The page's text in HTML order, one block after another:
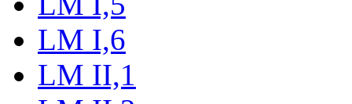
LM I,6
LM II,1